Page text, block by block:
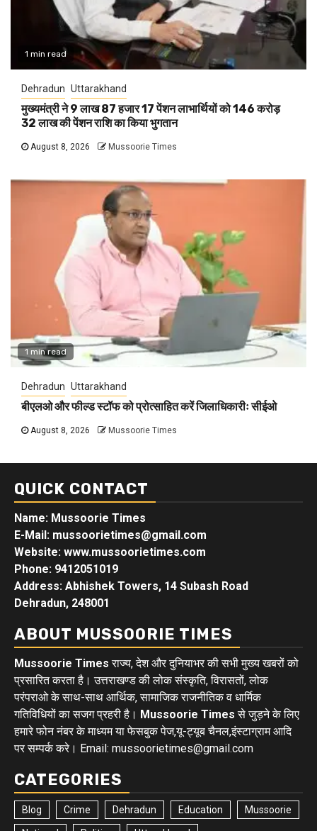
1 min read
Dehradun Uttarakhand
मुख्यमंत्री ने 9 लाख 87 हजार 17 पेंशन लाभार्थियों को 146 करोड़
32 लाख की पेंशन राशि का किया भुगतान
August 8, 2026 Mussoorie Times
1 min read
Dehradun Uttarakhand
बीएलओ और फील्ड स्टॉफ को प्रोत्साहित करें जिलाधिकारीः सीईओ
August 8, 2026 Mussoorie Times
QUICK CONTACT
Name: Mussoorie Times
E-Mail: mussoorietimes@gmail.com
Website: www.mussoorietimes.com
Phone: 9412051019
Address: Abhishek Towers, 14 Subash Road
Dehradun, 248001
ABOUT MUSSOORIE TIMES
Mussoorie Times राज्य, देश और दुनियाभर की सभी मुख्य खबरों को
प्रसारित करता है। उत्तराखण्ड की लोक संस्कृति, विरासतों, लोक
परंपराओ के साथ-साथ आर्थिक, सामाजिक राजनीतिक व धार्मिक
गतिविधियों का सजग प्रहरी है। Mussoorie Times से जुड़ने के लिए
हमारे फोन नंबर के माध्यम या फेसबुक पेज,यू-ट्यूब चैनल,इंस्टाग्राम आदि
पर सम्पर्क करे। Email: mussoorietimes@gmail.com
CATEGORIES
Blog Crime Dehradun Education Mussoorie